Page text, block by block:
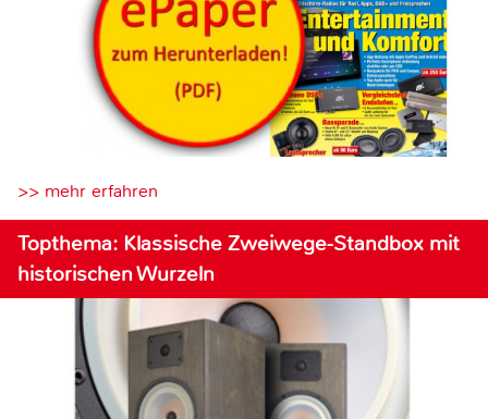
>> mehr erfahren
Topthema: Klassische Zweiwege-Standbox mit
historischen Wurzeln